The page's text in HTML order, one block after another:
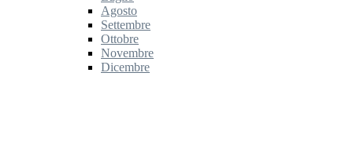
Agosto
Settembre
Ottobre
Novembre
Dicembre